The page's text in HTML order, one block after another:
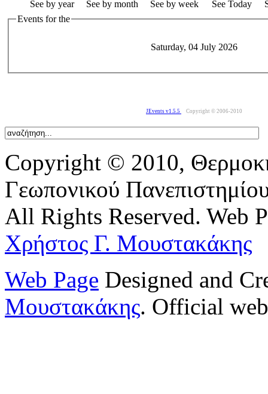
See by year See by month See by week See Today
Events for the
Saturday, 04 July 2026
JEvents v1.5.5 Copyright © 2006-2010
Copyright © 2010,
Γεωπονικού
All Rights Reserved. Web
Χρήστος Γ. Μουστακάκης
Web Page Designed and
Μουστακάκης. Official